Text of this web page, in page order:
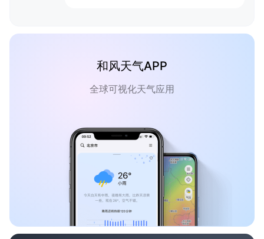
和风天气APP
全球可视化天气应用